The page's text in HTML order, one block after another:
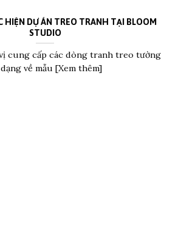
HIỆN DỰ ÁN TREO TRANH TẠI BLOOM
STUDIO
cung cấp các dòng tranh treo tường
về mẫu [Xem thêm]